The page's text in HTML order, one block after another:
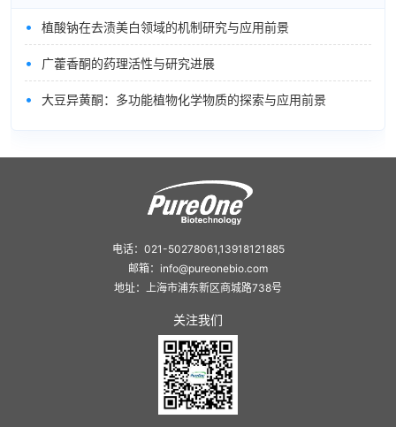
• 植酸钠在去渍美白领域的机制研究与应用前景
• 广藿香酮的药理活性与研究进展
• 大豆异黄酮：多功能植物化学物质的探索与应用前景
电话：021-50278061,13918121885
邮箱：info@pureonebio.com
地址：上海市浦东新区商城路738号
关注我们